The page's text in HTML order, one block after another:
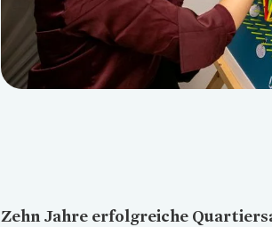
Zehn Jahre erfolgreiche